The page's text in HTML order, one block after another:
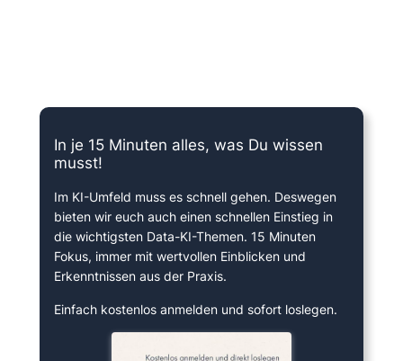
In je 15 Minuten alles, was Du wissen
musst!
Im KI-Umfeld muss es schnell gehen. Deswegen
bieten wir euch auch einen schnellen Einstieg in
die wichtigsten Data-KI-Themen. 15 Minuten
Fokus, immer mit wertvollen Einblicken und
Erkenntnissen aus der Praxis.
Einfach kostenlos anmelden und sofort loslegen.